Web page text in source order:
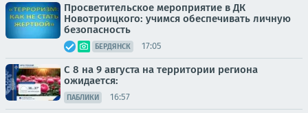
Просветительское мероприятие в ДК
Новотроицкого: учимся обеспечивать личную
безопасность
БЕРДЯНСК 17:05
С 8 на 9 августа на территории региона
ожидается:
ПАБЛИКИ 16:57